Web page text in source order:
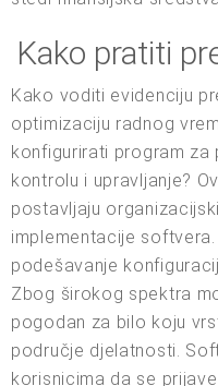
Kako pratiti
Kako voditi evidenciju
optimizaciju radnog
konfigurirati program
kontrolu i upravljanje?
postavljaju
implementacije
podešavanje
Zbog širokog spektra
pogodan za bilo koju
područje djelatnosti.
korisnicima da se